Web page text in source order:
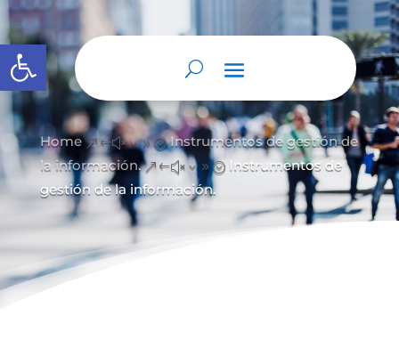
Abrir barra de herramientas
Home &#x39; Instrumentos de gestión de
la información. &#x39; Instrumentos de
gestión de la información.